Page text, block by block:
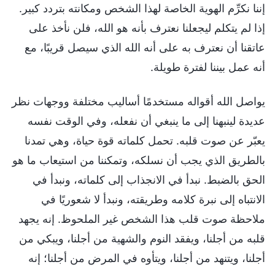
إننا نكرِّم الهوية الخاصة لهذا الشخص ومكانته بتردد كبير.
إذا لم يتكلم ليجعلنا نعترف بأنه هو الله، فلن نأخذ على
عاتقنا أن نعترف به على أنه الله الذي سيصل قريبًا، مع
أنه عمل بيننا لفترة طويلة.
يواصل الله أقواله مستخدمًا أساليب مختلفة ووجهات نظر
عديدة لينبهنا إلى ما ينبغي أن نفعله، وفي الوقت نفسه
يعبّر عن صوت قلبه. تحمل كلماته قوة حياة، وهي تمدنا
بالطريق الذي يجب أن نسلكه، وتمكننا من استيعاب ما هو
الحق بالضبط. نبدأ في الانجذاب إلى كلماته، ونبدأ في
الانتباه إلى نبرة كلامه وطريقته، ونبدأ لا شعوريًا في
ملاحظة صوت قلب هذا الشخص غير الملحوظ. إنه يجهد
قلبه من أجلنا، ويفقد النوم والشهية من أجلنا، ويبكي من
أجلنا، ويتنهد من أجلنا، ويتأوه في المرض من أجلنا؛ إنه